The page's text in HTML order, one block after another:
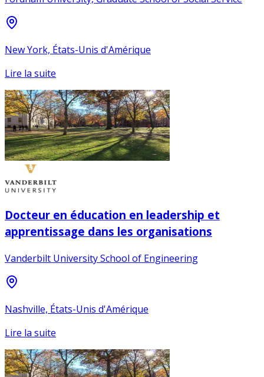
New York, États-Unis d'Amérique
Lire la suite
Docteur en éducation en leadership et
apprentissage dans les organisations
Vanderbilt University School of Engineering
Nashville, États-Unis d'Amérique
Lire la suite